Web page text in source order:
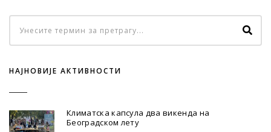
НАЈНОВИЈЕ АКТИВНОСТИ
Климатска капсула два викенда на
Београдском лету